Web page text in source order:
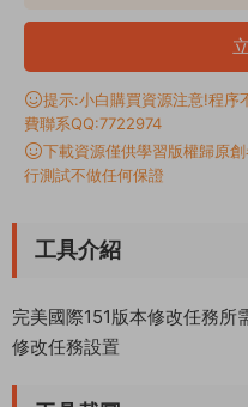
提示:小白購買資源注意!程序
費聯系QQ:7722974
下載資源僅供學習版權歸原
行測試不做任何保證
工具介紹
完美國際151版本修改任務所
修改任務設置